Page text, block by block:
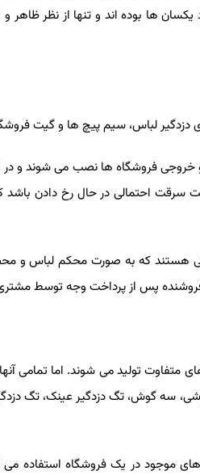
ها بوده اند و تنها از نظر ظاهر و
لباس، سیم پیچ ها و گیت
فروشگاه ها نصب می شوند و در
احتمالی در حال رخ دادن باشد که
هستند که به صورت محکم لباس و
پس از پرداخت وجه توسط مشتری
تولید می شوند. اما تمامی آنها
سه گوش، تگ دزدگیر عینک، تگ
موجود در یک فروشگاه استفاده می